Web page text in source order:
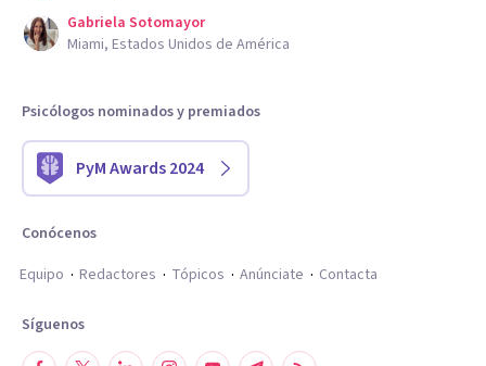
Gabriela Sotomayor
Miami, Estados Unidos de América
Psicólogos nominados y premiados
PyM Awards 2024
Conócenos
Equipo
Redactores Tópicos Anúnciate Contacta
Síguenos